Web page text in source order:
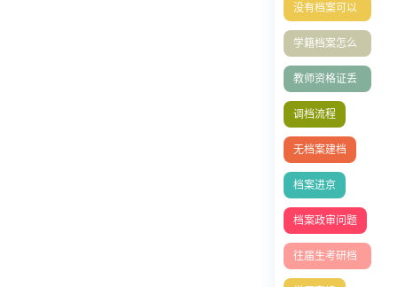
没有档案可以
办理退休吗？
学籍档案怎么
补办
教师资格证丢
失补办
调档流程
无档案建档
档案进京
档案政审问题
往届生考研档
案问题